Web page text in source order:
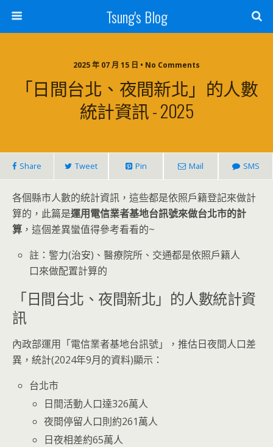
Tsung's Blog
2025 年 07 月 15 日 • No Comments
「日間台北、夜間新北」的人數
統計資訊 - 2025
Share Tweet Pin Mail SMS
各個縣市人數的統計資訊，這些都是依照戶籍登記來做計
算的，此篇是運用電信業者基地台訊號來做台北市的計
算 ，這個差異蠻值得參考看看的~
註：警力(治安)、醫療院所、交通都是依照戶籍人
口來做配置計算的
「日間台北、夜間新北」的人數統計資
訊
內政部運用「電信業者基地台訊號」，推估日夜間人口差
異，統計(2024年9月的資料)顯示：
台北市
日間活動人口達326萬人
夜間停留人口則約261萬人
日夜相差約65萬人